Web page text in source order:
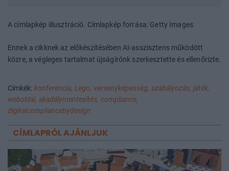
A címlapkép illusztráció. Címlapkép forrása: Getty Images
Ennek a cikknek az előkészítésében AI-asszisztens működött
közre, a végleges tartalmat újságírónk szerkesztette és ellenőrizte.
Címkék: konferencia, Lego, versenyképesség, szabályozás, játék,
weboldal, akadálymentesítés, compliance,
digitalcompliancebydesign
CÍMLAPRÓL AJÁNLJUK